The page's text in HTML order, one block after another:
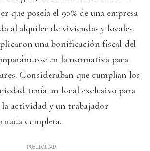
que poseía el 90% de una empresa
al alquiler de viviendas y locales.
una bonificación fiscal del
en la normativa para
Consideraban que cumplían los
tenía un local exclusivo para
actividad y un trabajador
completa.